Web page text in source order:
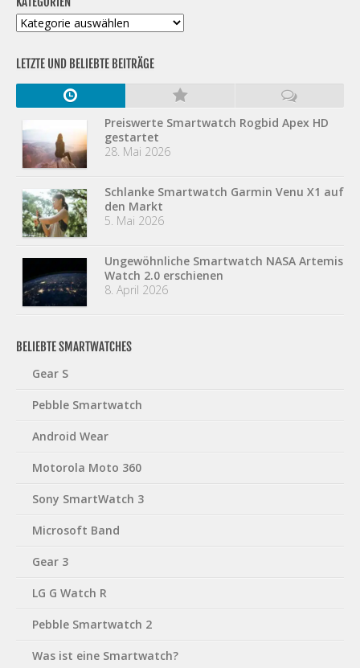
Kategorien
LETZTE UND BELIEBTE BEITRÄGE
Preiswerte Smartwatch Rogbid Apex HD
gestartet
28. Mai 2026
Schlanke Smartwatch Garmin Venu X1 auf
den Markt
5. Mai 2026
Ungewöhnliche Smartwatch NASA Artemis
Watch 2.0 erschienen
8. April 2026
BELIEBTE SMARTWATCHES
Gear S
Pebble Smartwatch
Android Wear
Motorola Moto 360
Sony SmartWatch 3
Microsoft Band
Gear 3
LG G Watch R
Pebble Smartwatch 2
Was ist eine Smartwatch?